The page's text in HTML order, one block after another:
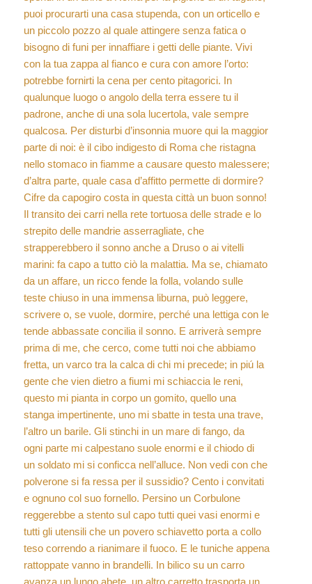
puoi procurarti una casa stupenda, con un orticello e
un piccolo pozzo al quale attingere senza fatica o
bisogno di funi per innaffiare i getti delle piante. Vivi
con la tua zappa al fianco e cura con amore l’orto:
potrebbe fornirti la cena per cento pitagorici. In
qualunque luogo o angolo della terra essere tu il
padrone, anche di una sola lucertola, vale sempre
qualcosa. Per disturbi d’insonnia muore qui la maggior
parte di noi: è il cibo indigesto di Roma che ristagna
nello stomaco in fiamme a causare questo malessere;
d’altra parte, quale casa d’affitto permette di dormire?
Cifre da capogiro costa in questa città un buon sonno!
Il transito dei carri nella rete tortuosa delle strade e lo
strepito delle mandrie asserragliate, che
strapperebbero il sonno anche a Druso o ai vitelli
marini: fa capo a tutto ciò la malattia. Ma se, chiamato
da un affare, un ricco fende la folla, volando sulle
teste chiuso in una immensa liburna, può leggere,
scrivere o, se vuole, dormire, perché una lettiga con le
tende abbassate concilia il sonno. E arriverà sempre
prima di me, che cerco, come tutti noi che abbiamo
fretta, un varco tra la calca di chi mi precede; in piú la
gente che vien dietro a fiumi mi schiaccia le reni,
questo mi pianta in corpo un gomito, quello una
stanga impertinente, uno mi sbatte in testa una trave,
l’altro un barile. Gli stinchi in un mare di fango, da
ogni parte mi calpestano suole enormi e il chiodo di
un soldato mi si conficca nell’alluce. Non vedi con che
polverone si fa ressa per il sussidio? Cento i convitati
e ognuno col suo fornello. Persino un Corbulone
reggerebbe a stento sul capo tutti quei vasi enormi e
tutti gli utensili che un povero schiavetto porta a collo
teso correndo a rianimare il fuoco. E le tuniche appena
rattoppate vanno in brandelli. In bilico su un carro
avanza un lungo abete, un altro carretto trasporta un